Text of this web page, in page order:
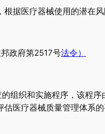
根据医疗器械使用的潜在
政府第2517号法令）
组织和实施程序，该程
医疗器械质量管理体系